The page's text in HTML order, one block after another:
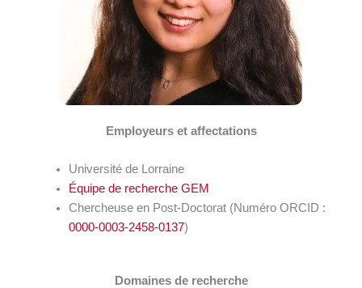
Employeurs et affectations
Université de Lorraine
Équipe de recherche GEM
Chercheuse en Post-Doctorat (Numéro ORCID :
0000-0003-2458-0137)
Domaines de recherche